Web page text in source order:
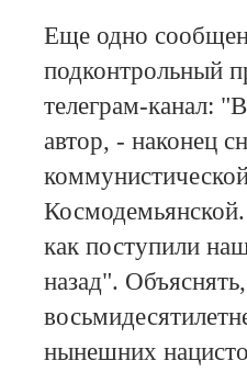
Еще одно
подконтрольный
телеграм-канал:
автор, - наконец
как поступили
назад".
нынешних